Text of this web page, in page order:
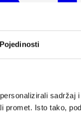
Pojedinosti
sadržaj
promet. Isto tako,